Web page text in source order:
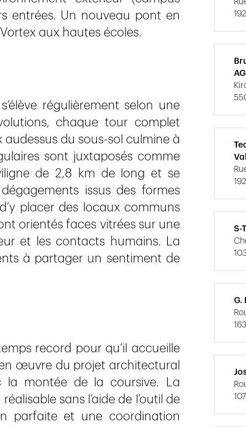
entrées. Un nouveau pont en
aux hautes écoles.
régulièrement selon une
chaque tour complet
du sous-sol culmine à
sont juxtaposés comme
de 2,8 km de long et se
issus des formes
placer des locaux communs
orientés faces vitrées sur une
et les contacts humains. La
à partager un sentiment de
record pour qu’il accueille
œuvre du projet architectural
la montée de la coursive. La
sans l’aide de l’outil de
parfaite et une coordination
AG
S-
G.